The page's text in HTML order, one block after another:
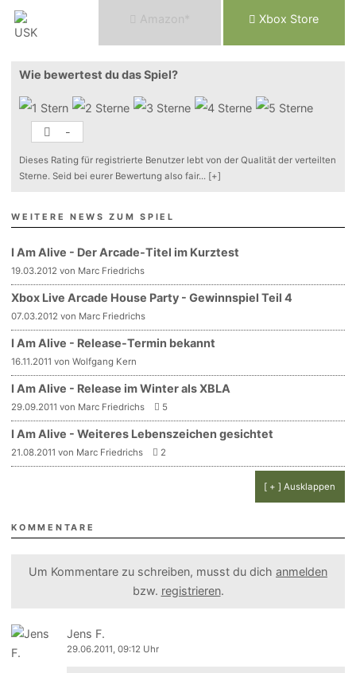
Ama o n* Xbox Store
Wie bewertest du das Spiel?
-
Dieses Rating für registrierte Benutzer lebt von der Qualität der verteilten
Sterne. Seid bei eurer Bewertung also fair... [+]
WEITERE NEWS ZUM SPIEL
I Am Alive - Der Arcade-Titel im Kurztest
19.03.2012 von Marc Friedrichs
Xbox Live Arcade House Party - Gewinnspiel Teil 4
07.03.2012 von Marc Friedrichs
I Am Alive - Release-Termin bekannt
16.11.2011 von Wolfgang Kern
I Am Alive - Release im Winter als XBLA
29.09.2011 von Marc Friedrichs 5
I Am Alive - Weiteres Lebenszeichen gesichtet
21.08.2011 von Marc Friedrichs 2
[ + ] Ausklappen
KOMMENTARE
Um Kommentare zu schreiben, musst du dich anmelden
bzw. registrieren.
Jens F.
29.06.2011, 09:12 Uhr